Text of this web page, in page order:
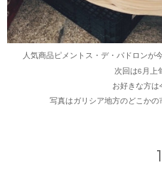
人気商品ピメントス・デ・パドロンが
次回は6月上
お好きな方は
写真はガリシア地方のどこかの
1